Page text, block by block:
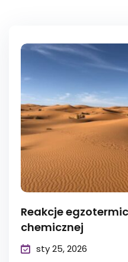
Reakcje
chemicznej
sty 25, 2026